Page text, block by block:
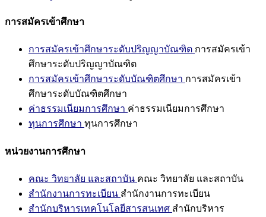
การสมัครเข้าศึกษา
การสมัครเข้าศึกษาระดับปริญญาบัณฑิต การสมัครเข้า
ศึกษาระดับปริญญาบัณฑิต
การสมัครเข้าศึกษาระดับบัณฑิตศึกษา การสมัครเข้า
ศึกษาระดับบัณฑิตศึกษา
ค่าธรรมเนียมการศึกษา ค่าธรรมเนียมการศึกษา
ทุนการศึกษา ทุนการศึกษา
หน่วยงานการศึกษา
คณะ วิทยาลัย และสถาบัน คณะ วิทยาลัย และสถาบัน
สำนักงานการทะเบียน สำนักงานการทะเบียน
สำนักบริหารเทคโนโลยีสารสนเทศ สำนักบริหาร